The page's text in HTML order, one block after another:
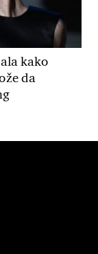
kako
da